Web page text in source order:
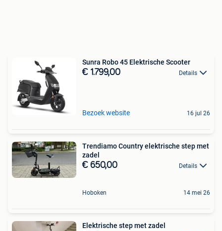
Sunra Robo 45 Elektrische Scooter
€ 1.799,00 Details
Bezoek website 16 jul 26
Trendiamo Country elektrische step met
zadel
€ 650,00 Details
Hoboken 14 mei 26
Elektrische step met zadel